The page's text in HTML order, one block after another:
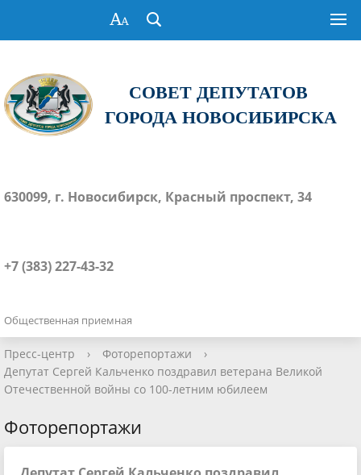
СОВЕТ ДЕПУТАТОВ
ГОРОДА НОВОСИБИРСКА
630099, г. Новосибирск, Красный проспект, 34
+7 (383) 227-43-32
Общественная приемная
Пресс-центр › Фоторепортажи
›
Депутат Сергей Кальченко поздравил ветерана Великой
Отечественной войны со 100-летним юбилеем
Фоторепортажи